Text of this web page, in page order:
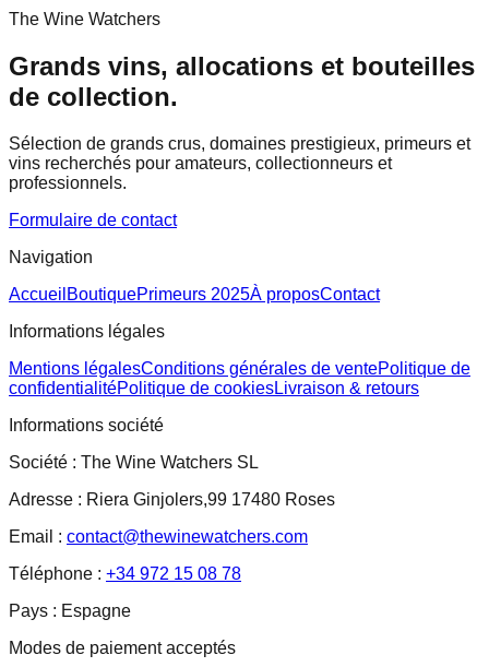
The Wine Watchers
Grands vins, allocations et bouteilles
de collection.
Sélection de grands crus, domaines prestigieux, primeurs et
vins recherchés pour amateurs, collectionneurs et
professionnels.
Formulaire de contact
Navigation
Accueil BoutiquePrimeurs 2025À proposContact
Informations légales
Mentions légalesConditions générales de ventePolitique de
confidentialitéPolitique de cookiesLivraison & retours
Informations société
Société : The Wine Watchers SL
Adresse : Riera Ginjolers,99 17480 Roses
Email : contact@thewinewatchers.com
Téléphone : +34 972 15 08 78
Pays : Espagne
Modes de paiement acceptés